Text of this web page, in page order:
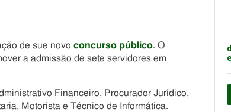
de sue novo concurso público. O
a admissão de sete servidores em
Financeiro, Procurador Jurídico,
Motorista e Técnico de Informática.